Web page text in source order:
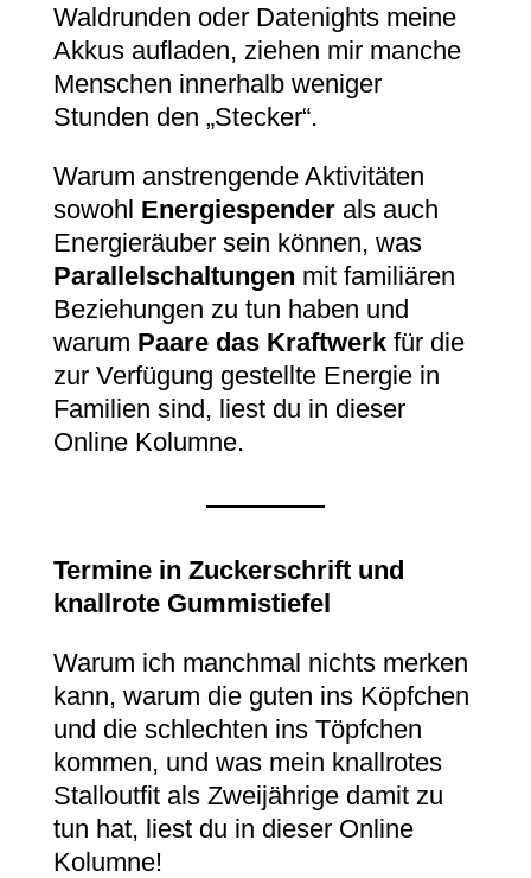
Waldrunden oder Datenights meine
Akkus aufladen, ziehen mir manche
Menschen innerhalb weniger
Stunden den „Stecker“.
Warum anstrengende Aktivitäten
sowohl Energiespenderals auch
Energieräuber sein können, was
Parallelschaltungen mit familiären
Beziehungen zu tun haben und
warum Paare das Kraftwerkfür die
zur Verfügung gestellte Energie in
Familien sind, liest du in dieser
Online Kolumne.
Termine in Zuckerschrift und
knallrote Gummistiefel
Warum ich manchmal nichts merken
kann, warum die guten ins Köpfchen
und die schlechten ins Töpfchen
kommen, und was mein knallrotes
Stalloutfit als Zweijährige damit zu
tun hat, liest du in dieser Online
Kolumne!